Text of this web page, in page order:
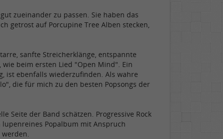
zueinander zu passen. Sie haben das
getrost auf Porcupine Tree Alben stecken,
sanfte Streicherklänge, entspannte
beim ersten Lied "Open Mind". Ein
ist ebenfalls wiederzufinden. Als wahre
die für mich zu den besten Popsongs der
Seite der Band schätzen. Progressive Rock
Popalbum mit Anspruch
werden.